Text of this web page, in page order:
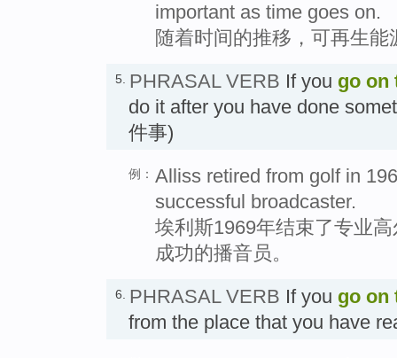
important as time goes on.
随着时间的推移，可再生
5. PHRASAL VERB If you go on
do it after you have done
件事)
例： Alliss retired from golf in
successful broadcaster.
埃利斯1969年结束了专业
成功的播音员。
6. PHRASAL VERB If you go on
from the place that you have